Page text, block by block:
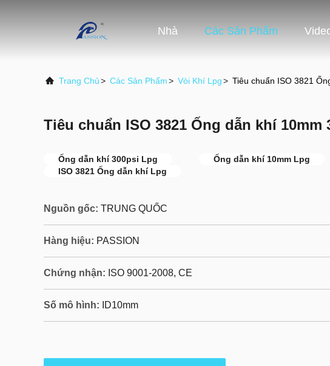
Nhà Các Sản Phẩm
Trang Chủ> Các Sản Phẩm> Vòi Khí Lpg> Tiêu chuẩn ISO 3821
Tiêu chuẩn ISO 3821 Ống dẫn khí 10mm
Ống dẫn khí 300psi Lpg
Ống dẫn khí 10mm Lpg
ISO 3821 Ống dẫn khí Lpg
Nguồn gốc: TRUNG QUỐC
Hàng hiệu: PASSION
Chứng nhận: ISO 9001-2008, CE
Số mô hình: ID10mm